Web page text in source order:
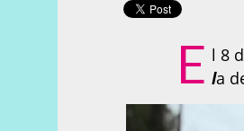
E l 8
la